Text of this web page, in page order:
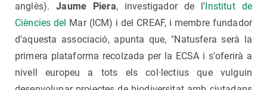
anglès).Jaume Piera, investigador de l' Institut de
Ciències del Mar (ICM) i del CREAF, i membre fundador
d'aquesta associació, apunta que, "Natusfera serà la
primera plataforma recolzada per la ECSA i s'oferirà a
nivell europeu a tots els col·lectius que vulguin